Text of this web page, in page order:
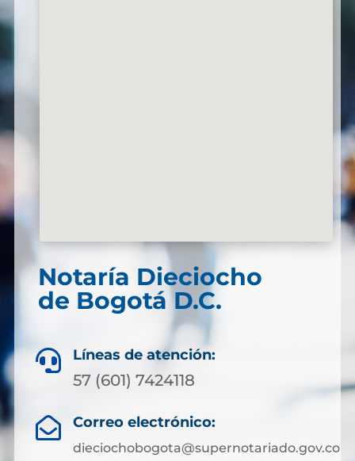
Notaría Dieciocho
de Bogotá D.C.
 Líneas de atención:
57 (601) 7424118
 Correo electrónico:
dieciochobogota@supernotariado.gov.co